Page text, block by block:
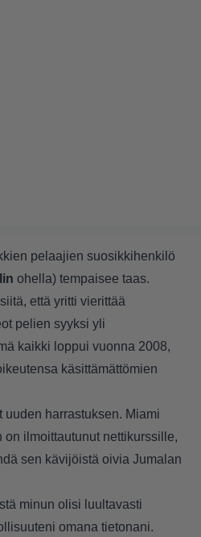
pelaajien suosikkihenkilö
ohella) tempaisee taas.
että yritti vierittää
pelien syyksi yli
kaikki loppui vuonna 2008,
käsittämättömien
uuden harrastuksen. Miami
on ilmoittautunut nettikurssille,
sen kävijöistä oivia Jumalan
minun olisi luultavasti
omana tietonani.